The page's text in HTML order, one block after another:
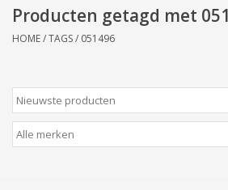
Wonen/koken/huishouden
Wenskaarten
Zeeuws/Streek
Producten getagd met
HOME/TAGS/ 051496